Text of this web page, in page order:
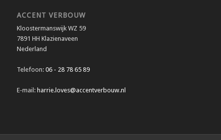
ACCENT VERBOUW
Kloostermanswijk WZ 59
7891 HH Klazienaveen
Nederland
Telefoon:06 - 28 78 65 89
E-mail: harrie.loves@accentverbouw.nl